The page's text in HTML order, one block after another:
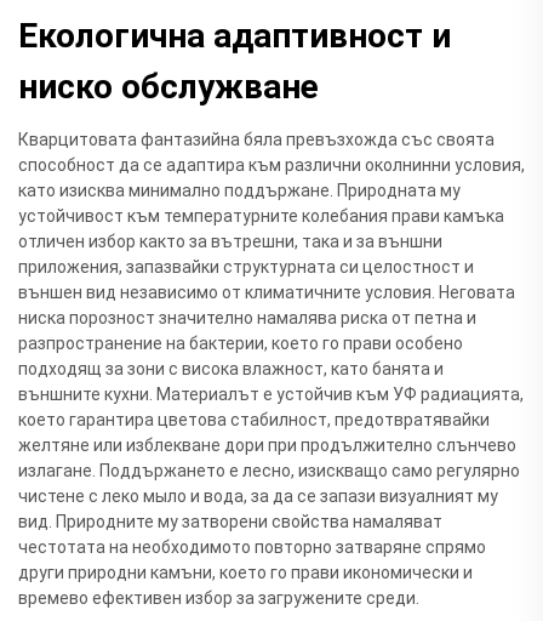
Екологична адаптивност и
ниско обслужване
Кварцитовата фантазийна бяла превъзхожда със своята
способност да се адаптира към различни околнинни условия,
като изисква минимално поддържане. Природната му
устойчивост към температурните колебания прави камъка
отличен избор както за вътрешни, така и за външни
приложения, запазвайки структурната си целостност и
външен вид независимо от климатичните условия. Неговата
ниска порозност значително намалява риска от петна и
разпространение на бактерии, което го прави особено
подходящ за зони с висока влажност, като банята и
външните кухни. Материалът е устойчив към УФ радиацията,
което гарантира цветова стабилност, предотвратявайки
желтяне или изблекване дори при продължително слънчево
излагане. Поддържането е лесно, изискващо само регулярно
чистене с леко мыло и вода, за да се запази визуалният му
вид. Природните му затворени свойства намаляват
честотата на необходимото повторно затваряне спрямо
други природни камъни, което го прави икономически и
времево ефективен избор за загружените среди.